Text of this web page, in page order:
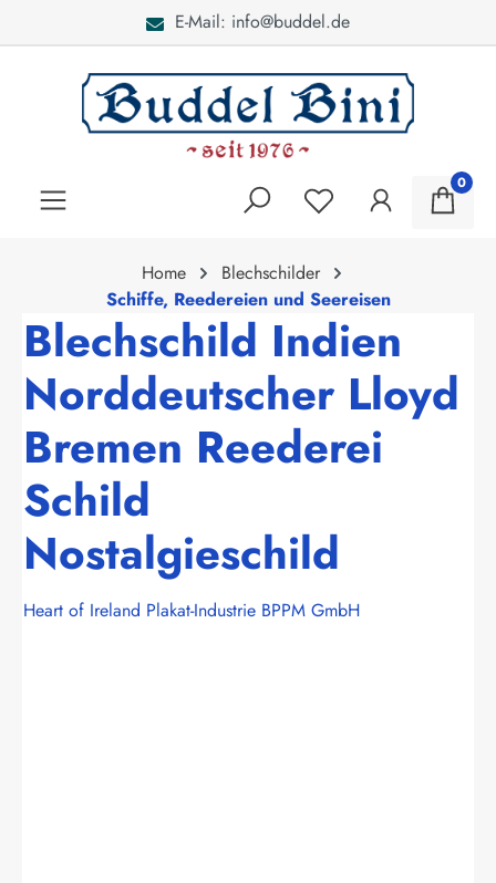
E-Mail: info@buddel.de
0
Home
Blechschilder
Schiffe, Reedereien und Seereisen
Blechschild Indien
Norddeutscher Lloyd
Bremen Reederei
Schild
Nostalgieschild
Heart of Ireland Plakat-Industrie BPPM GmbH